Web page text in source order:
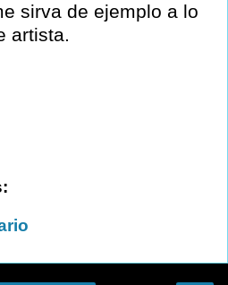
sirva de ejemplo a lo
artista.